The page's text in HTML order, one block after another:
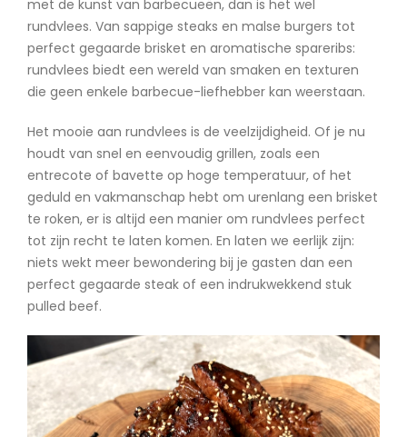
met de kunst van barbecueën, dan is het wel
rundvlees. Van sappige steaks en malse burgers tot
perfect gegaarde brisket en aromatische spareribs:
rundvlees biedt een wereld van smaken en texturen
die geen enkele barbecue-liefhebber kan weerstaan.
Het mooie aan rundvlees is de veelzijdigheid. Of je nu
houdt van snel en eenvoudig grillen, zoals een
entrecote of bavette op hoge temperatuur, of het
geduld en vakmanschap hebt om urenlang een brisket
te roken, er is altijd een manier om rundvlees perfect
tot zijn recht te laten komen. En laten we eerlijk zijn:
niets wekt meer bewondering bij je gasten dan een
perfect gegaarde steak of een indrukwekkend stuk
pulled beef.